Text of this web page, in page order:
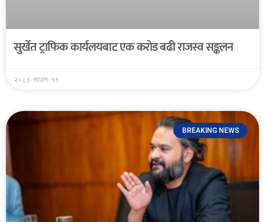
सुर्खेत ट्राफिक कार्यलयबाट एक करोड बढी राजस्व सङ्कलन
२०८३-साउन-१९
BREAKING NEWS